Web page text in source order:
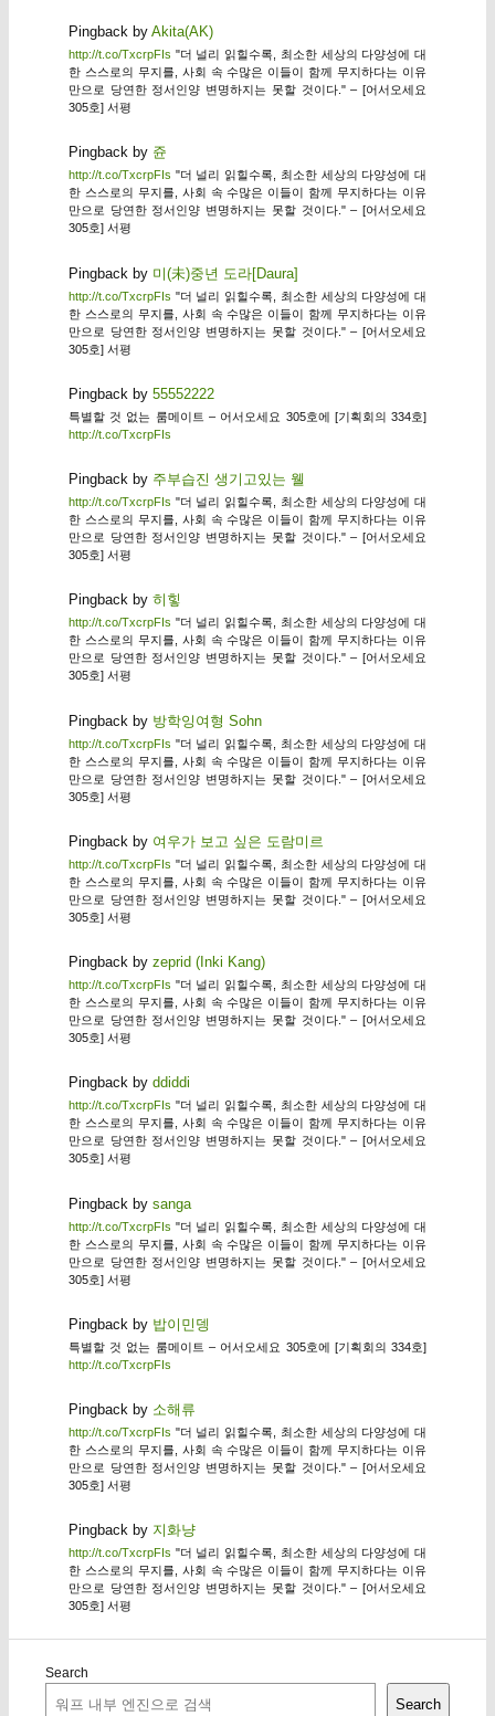
Pingback by Akita(AK)
http://t.co/TxcrpFIs "더 널리 읽힐수록, 최소한 세상의 다양성에 대
한 스스로의 무지를, 사회 속 수많은 이들이 함께 무지하다는 이유
만으로 당연한 정서인양 변명하지는 못할 것이다." – [어서오세요
305호] 서평
Pingback by 쥰
http://t.co/TxcrpFIs "더 널리 읽힐수록, 최소한 세상의 다양성에 대
한 스스로의 무지를, 사회 속 수많은 이들이 함께 무지하다는 이유
만으로 당연한 정서인양 변명하지는 못할 것이다." – [어서오세요
305호] 서평
Pingback by 미(未)중년 도라[Daura]
http://t.co/TxcrpFIs "더 널리 읽힐수록, 최소한 세상의 다양성에 대
한 스스로의 무지를, 사회 속 수많은 이들이 함께 무지하다는 이유
만으로 당연한 정서인양 변명하지는 못할 것이다." – [어서오세요
305호] 서평
Pingback by 55552222
특별할 것 없는 룸메이트 – 어서오세요 305호에 [기획회의 334호]
http://t.co/TxcrpFIs
Pingback by 주부습진 생기고있는 웰
http://t.co/TxcrpFIs "더 널리 읽힐수록, 최소한 세상의 다양성에 대
한 스스로의 무지를, 사회 속 수많은 이들이 함께 무지하다는 이유
만으로 당연한 정서인양 변명하지는 못할 것이다." – [어서오세요
305호] 서평
Pingback by 히힣
http://t.co/TxcrpFIs "더 널리 읽힐수록, 최소한 세상의 다양성에 대
한 스스로의 무지를, 사회 속 수많은 이들이 함께 무지하다는 이유
만으로 당연한 정서인양 변명하지는 못할 것이다." – [어서오세요
305호] 서평
Pingback by 방학잉여형 Sohn
http://t.co/TxcrpFIs "더 널리 읽힐수록, 최소한 세상의 다양성에 대
한 스스로의 무지를, 사회 속 수많은 이들이 함께 무지하다는 이유
만으로 당연한 정서인양 변명하지는 못할 것이다." – [어서오세요
305호] 서평
Pingback by 여우가 보고 싶은 도람미르
http://t.co/TxcrpFIs "더 널리 읽힐수록, 최소한 세상의 다양성에 대
한 스스로의 무지를, 사회 속 수많은 이들이 함께 무지하다는 이유
만으로 당연한 정서인양 변명하지는 못할 것이다." – [어서오세요
305호] 서평
Pingback by zeprid (Inki Kang)
http://t.co/TxcrpFIs "더 널리 읽힐수록, 최소한 세상의 다양성에 대
한 스스로의 무지를, 사회 속 수많은 이들이 함께 무지하다는 이유
만으로 당연한 정서인양 변명하지는 못할 것이다." – [어서오세요
305호] 서평
Pingback by ddiddi
http://t.co/TxcrpFIs "더 널리 읽힐수록, 최소한 세상의 다양성에 대
한 스스로의 무지를, 사회 속 수많은 이들이 함께 무지하다는 이유
만으로 당연한 정서인양 변명하지는 못할 것이다." – [어서오세요
305호] 서평
Pingback by sanga
http://t.co/TxcrpFIs "더 널리 읽힐수록, 최소한 세상의 다양성에 대
한 스스로의 무지를, 사회 속 수많은 이들이 함께 무지하다는 이유
만으로 당연한 정서인양 변명하지는 못할 것이다." – [어서오세요
305호] 서평
Pingback by 밥이민뎅
특별할 것 없는 룸메이트 – 어서오세요 305호에 [기획회의 334호]
http://t.co/TxcrpFIs
Pingback by 소해류
http://t.co/TxcrpFIs "더 널리 읽힐수록, 최소한 세상의 다양성에 대
한 스스로의 무지를, 사회 속 수많은 이들이 함께 무지하다는 이유
만으로 당연한 정서인양 변명하지는 못할 것이다." – [어서오세요
305호] 서평
Pingback by 지화냥
http://t.co/TxcrpFIs "더 널리 읽힐수록, 최소한 세상의 다양성에 대
한 스스로의 무지를, 사회 속 수많은 이들이 함께 무지하다는 이유
만으로 당연한 정서인양 변명하지는 못할 것이다." – [어서오세요
305호] 서평
Search
Search